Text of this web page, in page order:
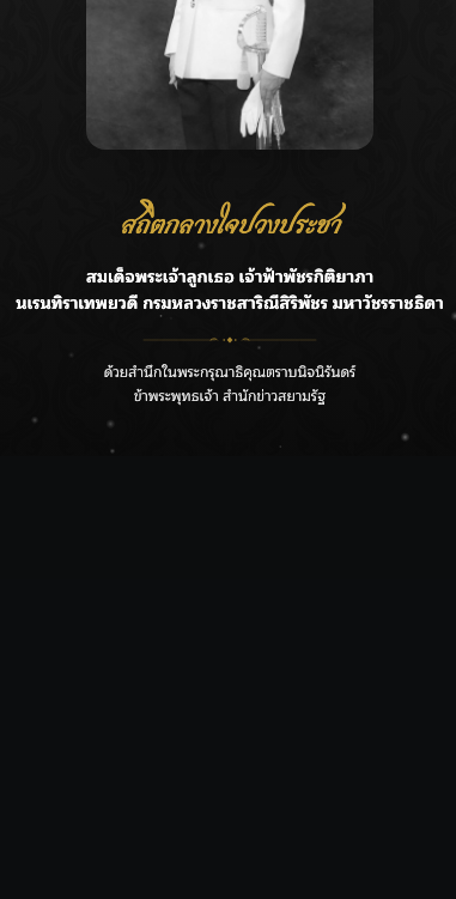
กรมชลฯ รับฟังประชาชน ติดตามแก้ปัญหาโครงการประตู
ลาโลกนี้ ให้ใส่บาตรสิ่งนั้นไว้ตอนยังมีชีวิต”
ราชเลขานุการในพระองค์ฯ ติดตามโครงการหุบกะพง–ห้วย
ทรายใต้ เสริมความมั่นคงน้ำเพชรบุรี
ตรอง “G.O.A.T”
กรมชลฯ เกาะติดฝนทั่วประเทศ เตรียมเครื่องจักรรับมือน้ำ